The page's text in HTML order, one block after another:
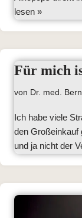
lesen »
Für mich
von Dr. med.
Ich habe viele
den Großeinkauf
und ja nicht der